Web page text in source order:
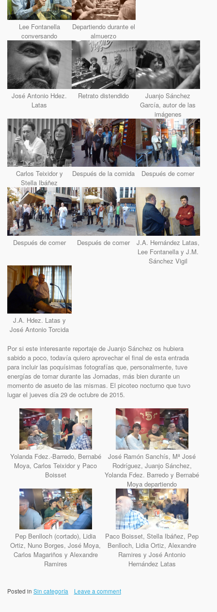
Lee Fontanella
conversando
Departiendo durante el
almuerzo
José Antonio Hdez.
Latas
Retrato distendido
Juanjo Sánchez
García, autor de las
imágenes
Carlos Teixidor y
Stella Ibáñez
Después de la comida Después de comer
Después de comer Después de comer
J.A. Hernández Latas,
Lee Fontanella y J.M.
Sánchez Vigil
J.A. Hdez. Latas y
José Antonio Torcida
Por si este interesante reportaje de Juanjo Sánchez os hubiera
sabido a poco, todavía quiero aprovechar el final de esta entrada
para incluir las poquísimas fotografías que, personalmente, tuve
energías de tomar durante las Jornadas, más bien durante un
momento de asueto de las mismas. El picoteo nocturno que tuvo
lugar el jueves día 29 de octubre de 2015.
Yolanda Fdez.-Barredo, Bernabé
Moya, Carlos Teixidor y Paco
Boisset
José Ramón Sanchís, Mª José
Rodríguez, Juanjo Sánchez,
Yolanda Fdez. Barredo y Bernabé
Moya departiendo
Pep Benlloch (cortado), Lidia
Ortiz, Nuno Borges, José Moya,
Carlos Magariños y Alexandre
Ramires
Paco Boisset, Stella Ibáñez, Pep
Benlloch, Lidia Ortiz, Alexandre
Ramires y José Antonio
Hernández Latas
Posted in Sin categoría Leave a comment